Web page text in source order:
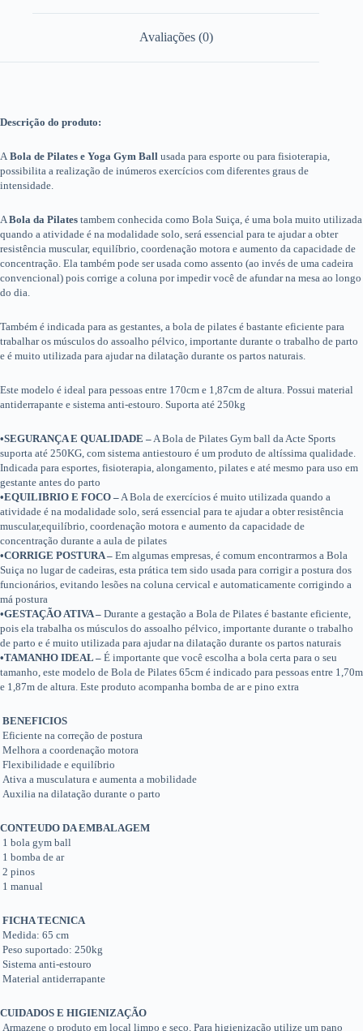
Avaliações (0)
Descrição do produto:
A Bola de Pilates e Yoga Gym Ball usada para esporte ou para fisioterapia,
possibilita a realização de inúmeros exercícios com diferentes graus de
intensidade.
ABola da Pilates tambem conhecida como Bola Suiça, é uma bola muito utilizada
quando a atividade é na modalidade solo, será essencial para te ajudar a obter
resistência muscular, equilíbrio, coordenação motora e aumento da capacidade de
concentração. Ela também pode ser usada como assento (ao invés de uma cadeira
convencional) pois corrige a coluna por impedir você de afundar na mesa ao longo
do dia.
Também é indicada para as gestantes, a bola de pilates é bastante eficiente para
trabalhar os músculos do assoalho pélvico, importante durante o trabalho de parto
e é muito utilizada para ajudar na dilatação durante os partos naturais.
Este modelo é ideal para pessoas entre 170cm e 1,87cm de altura. Possui material
antiderrapante e sistema anti-estouro. Suporta até 250kg
•SEGURANÇA E QUALIDADE –A Bola de Pilates Gym ball da Acte Sports
suporta até 250KG, com sistema antiestouro é um produto de altíssima qualidade.
Indicada para esportes, fisioterapia, alongamento, pilates e até mesmo para uso em
gestante antes do parto
•EQUILIBRIO E FOCO –A Bola de exercícios é muito utilizada quando a
atividade é na modalidade solo, será essencial para te ajudar a obter resistência
muscular,equilíbrio, coordenação motora e aumento da capacidade de
concentração durante a aula de pilates
•CORRIGE POSTURA – Em algumas empresas, é comum encontrarmos a Bola
Suiça no lugar de cadeiras, esta prática tem sido usada para corrigir a postura dos
funcionários, evitando lesões na coluna cervical e automaticamente corrigindo a
má postura
•GESTAÇÃO ATIVA – Durante a gestação a Bola de Pilates é bastante eficiente,
pois ela trabalha os músculos do assoalho pélvico, importante durante o trabalho
de parto e é muito utilizada para ajudar na dilatação durante os partos naturais
•TAMANHO IDEAL – É importante que você escolha a bola certa para o seu
tamanho, este modelo de Bola de Pilates 65cm é indicado para pessoas entre 1,70m
e 1,87m de altura. Este produto acompanha bomba de ar e pino extra
BENEFICIOS
Eficiente na correção de postura
Melhora a coordenação motora
Flexibilidade e equilíbrio
Ativa a musculatura e aumenta a mobilidade
Auxilia na dilatação durante o parto
CONTEUDO DA EMBALAGEM
1 bola gym ball
1 bomba de ar
2 pinos
1 manual
FICHA TECNICA
Medida: 65 cm
Peso suportado: 250kg
Sistema anti-estouro
Material antiderrapante
CUIDADOS E HIGIENIZAÇÃO
Armazene o produto em local limpo e seco. Para higienização utilize um pano